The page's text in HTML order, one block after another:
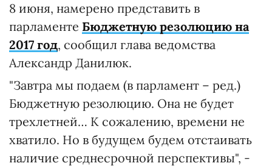
8 июня, намерено представить в
парламенте Бюджетную резолюцию на
2017 год, сообщил глава ведомства
Александр Данилюк.
"Завтра мы подаем (в парламент – ред.)
Бюджетную резолюцию. Она не будет
трехлетней… К сожалению, времени не
хватило. Но в будущем будем отстаивать
наличие среднесрочной перспективы", -